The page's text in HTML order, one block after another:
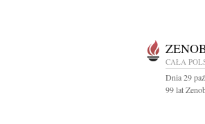
CAŁA
Dnia 29
99 lat